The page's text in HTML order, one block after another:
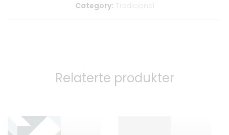
Category:
Relaterte produkter